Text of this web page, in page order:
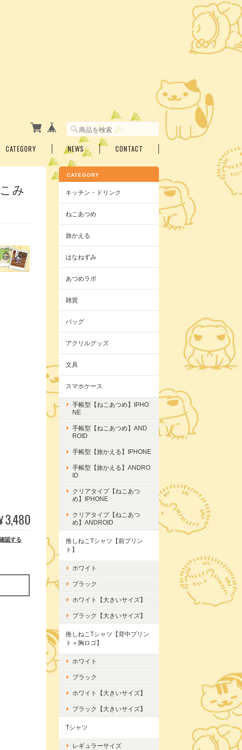
CATEGORY NEWS CONTACT
み
3,480
認する
CATEGORY
キッチン・ドリンク
ねこあつめ
旅かえる
はなねずみ
あつめラボ
雑貨
バッグ
アクリルグッズ
文具
スマホケース
手帳型【ねこあつめ】IPHO
NE
手帳型【ねこあつめ】AND
ROID
手帳型【旅かえる】IPHONE
手帳型【旅かえる】ANDRO
ID
クリアタイプ【ねこあつ
め】IPHONE
クリアタイプ【ねこあつ
め】ANDROID
推しねこTシャツ【前プリン
ト】
ホワイト
ブラック
ホワイト【大きいサイズ】
ブラック【大きいサイズ】
推しねこTシャツ【背中プリン
ト＋胸ロゴ】
ホワイト
ブラック
ホワイト【大きいサイズ】
ブラック【大きいサイズ】
Tシャツ
レギュラーサイズ